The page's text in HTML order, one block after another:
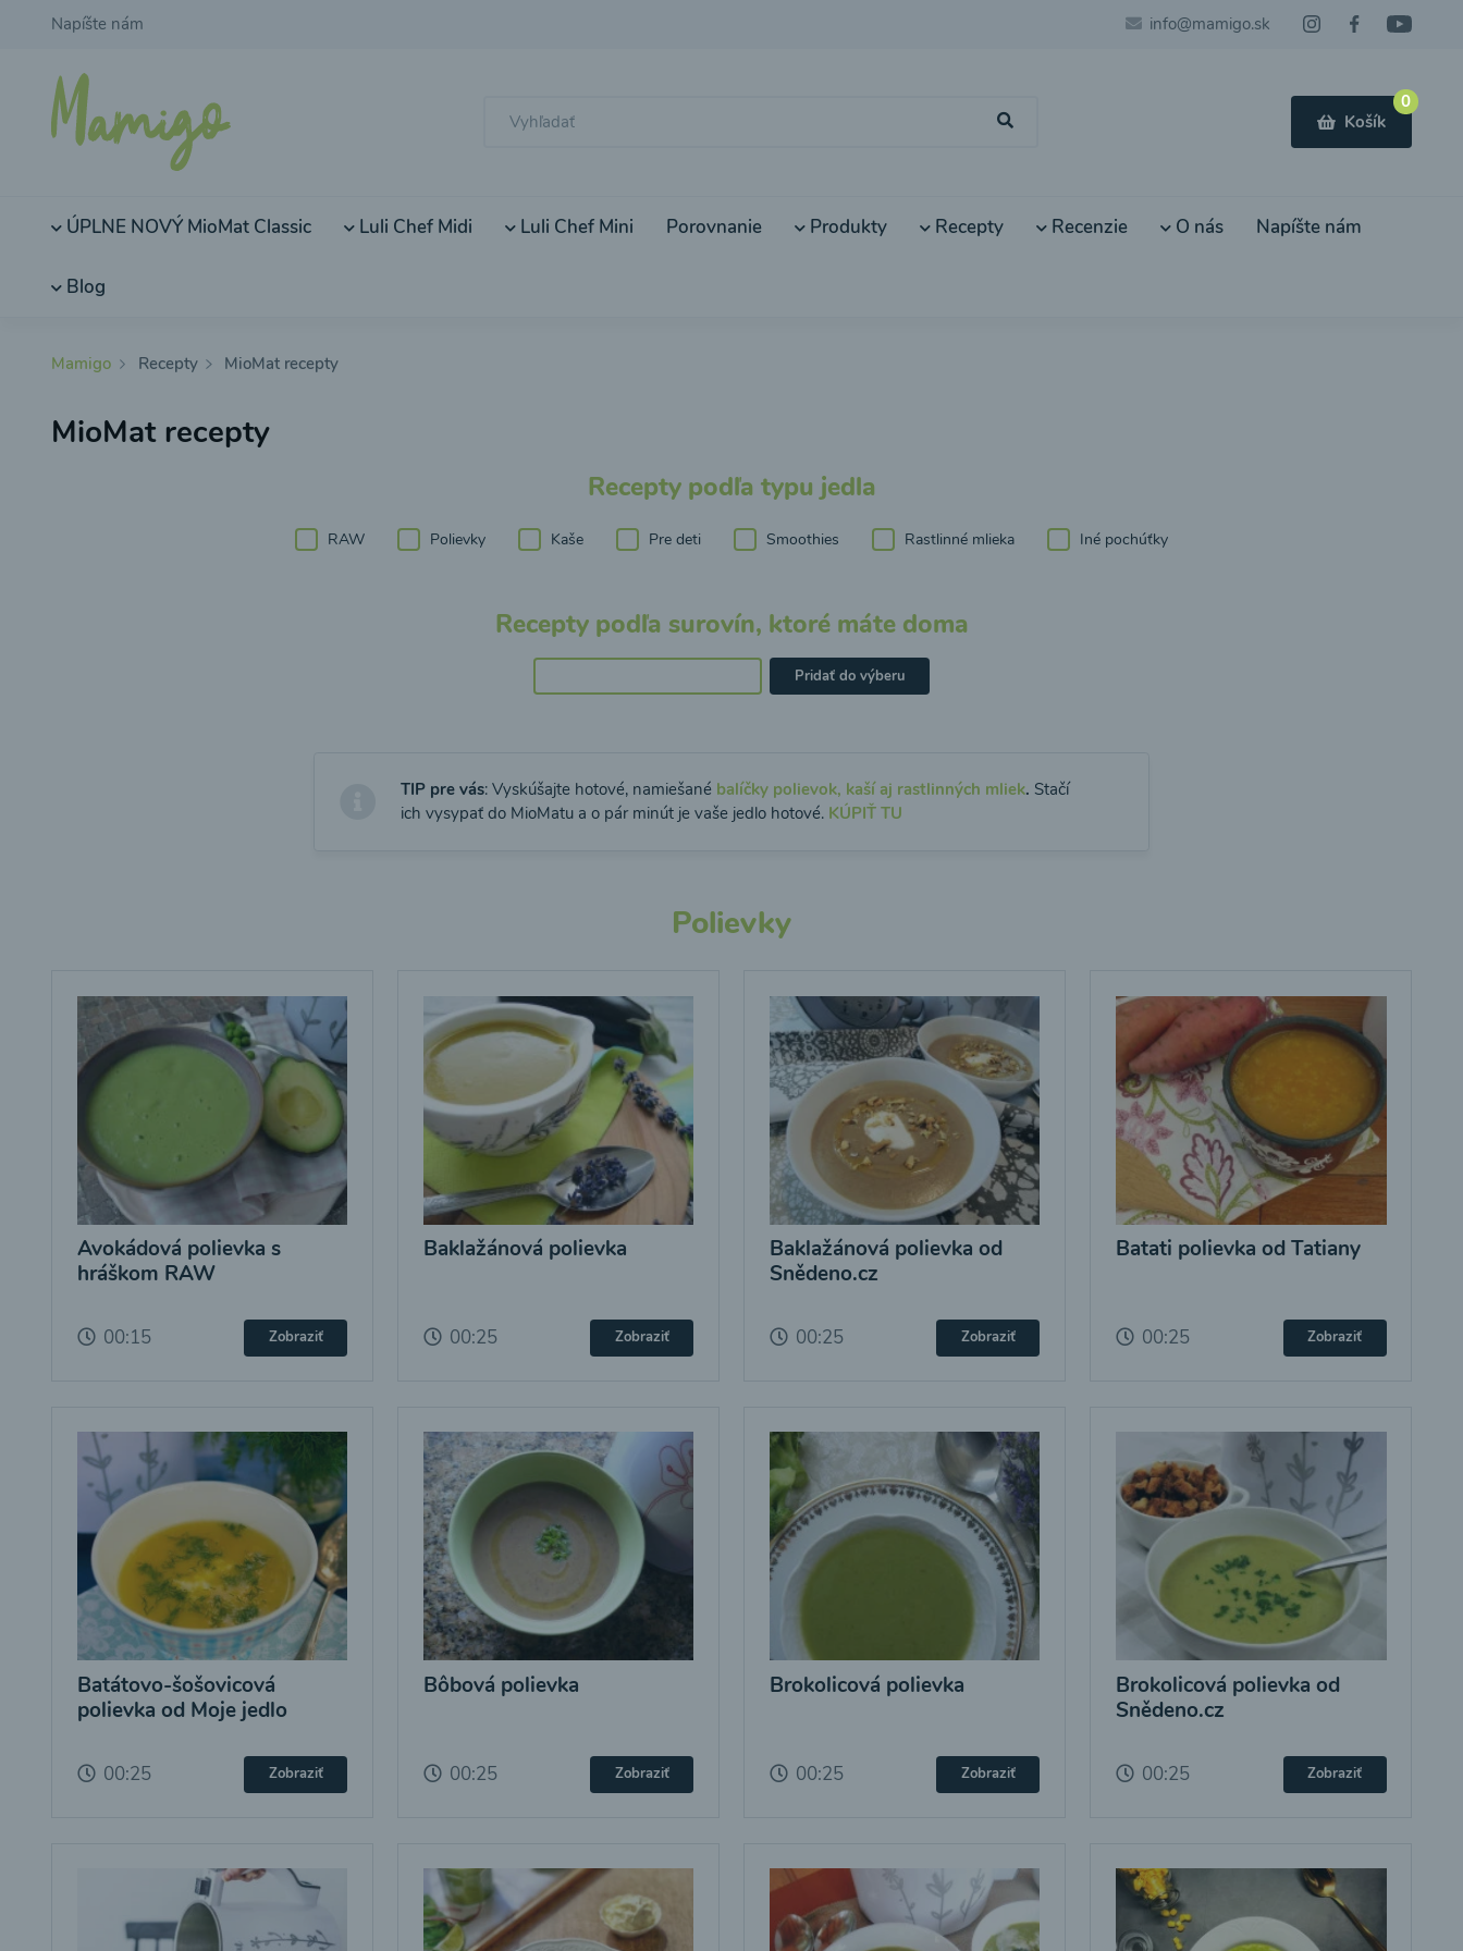
Napíšte nám info@mamigo.sk
0
Košík
ÚPLNE NOVÝ MioMat Classic Luli Chef Midi Luli Chef Mini Porovnanie Produkty Recepty Recenzie O nás Napíšte nám
Blog
Mamigo Recepty MioMat recepty
MioMat recepty
Recepty podľa typu jedla
RAW Polievky Kaše Pre deti Smoothies Rastlinné mlieka Iné pochúťky
Recepty podľa surovín, ktoré máte doma
Pridať do výberu
TIP pre vás: Vyskúšajte hotové, namiešané balíčky polievok, kaší aj rastlinných mliek. Stačí
ich vysypať do MioMatu a o pár minút je vaše jedlo hotové. KÚPIŤ TU
Polievky
Avokádová polievka s
hráškom RAW
00:15 Zobraziť
Baklažánová polievka
00:25 Zobraziť
Baklažánová polievka od
Snědeno.cz
00:25 Zobraziť
Batati polievka od Tatiany
00:25 Zobraziť
Batátovo-šošovicová
polievka od Moje jedlo
00:25 Zobraziť
Bôbová polievka
00:25 Zobraziť
Brokolicová polievka
00:25 Zobraziť
Brokolicová polievka od
Snědeno.cz
00:25 Zobraziť